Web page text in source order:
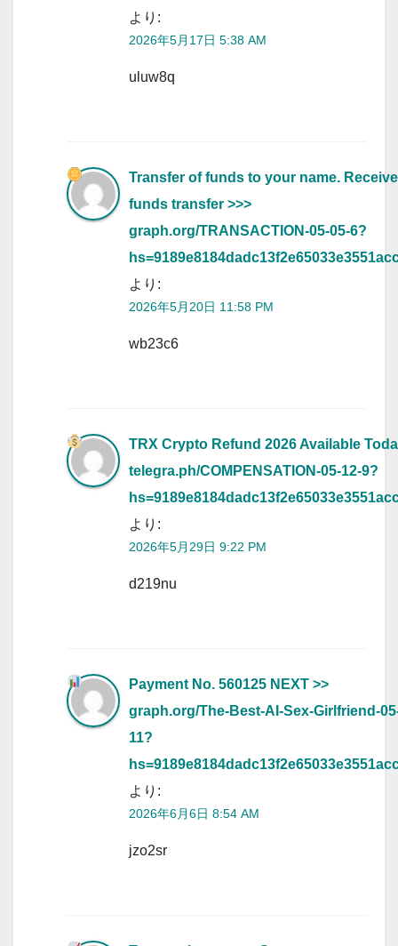
より:
2026年5月17日 5:38 AM
uluw8q
Transfer of funds to your name.
funds transfer >>>
graph.org/TRANSACTION-05-05-6?
より:
2026年5月20日 11:58 PM
wb23c6
TRX Crypto Refund 2026 Available
telegra.ph/COMPENSATION-05-12-9?
より:
2026年5月29日 9:22 PM
d219nu
Payment No. 560125 NEXT >>
graph.org/The-Best-AI-Sex-Girlfriend-
11?
より:
2026年6月6日 8:54 AM
jzo2sr